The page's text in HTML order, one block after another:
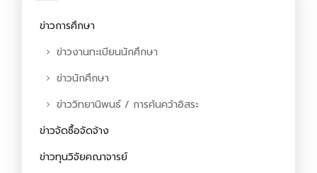
ข่าวการศึกษา
ข่าวงานทะเบียนนักศึกษา
ข่าวนักศึกษา
ข่าววิทยานิพนธ์ / การค้นคว้าอิสระ
ข่าวจัดซื้อจัดจ้าง
ข่าวทุนวิจัยคณาจารย์